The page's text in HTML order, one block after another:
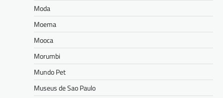
Moda
Moema
Mooca
Morumbi
Mundo Pet
Museus de Sao Paulo